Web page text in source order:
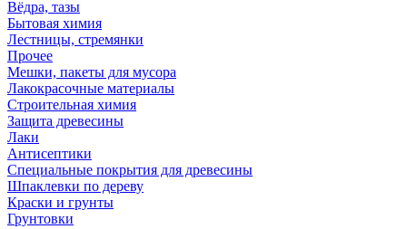
Вёдра, тазы
Бытовая химия
Лестницы, стремянки
Прочее
Мешки, пакеты для мусора
Лакокрасочные материалы
Строительная химия
Защита древесины
Лаки
Антисептики
Специальные покрытия для древесины
Шпаклевки по дереву
Краски и грунты
Грунтовки